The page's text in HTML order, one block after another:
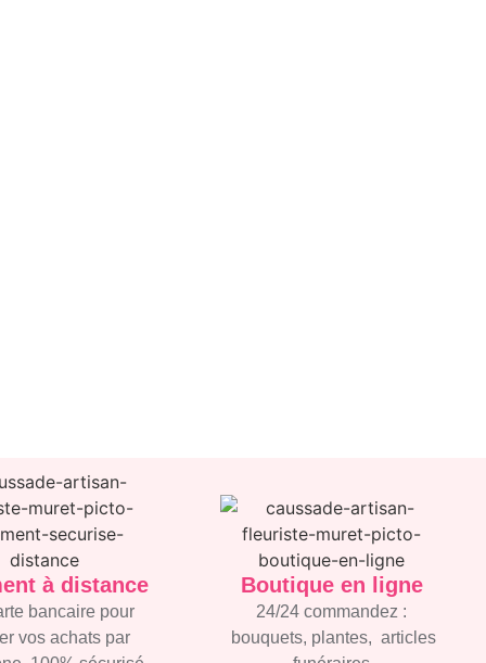
à distance
bancaire pour
vos achats par
Boutique en ligne
24/24 commandez :
bouquets, plantes, articles